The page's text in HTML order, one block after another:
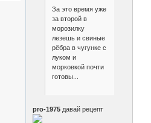
За это время уже
за второй в
морозилку
лезешь и свиные
рёбра в чугунке с
луком и
морковкой почти
готовы...
pro-1975 давай рецепт